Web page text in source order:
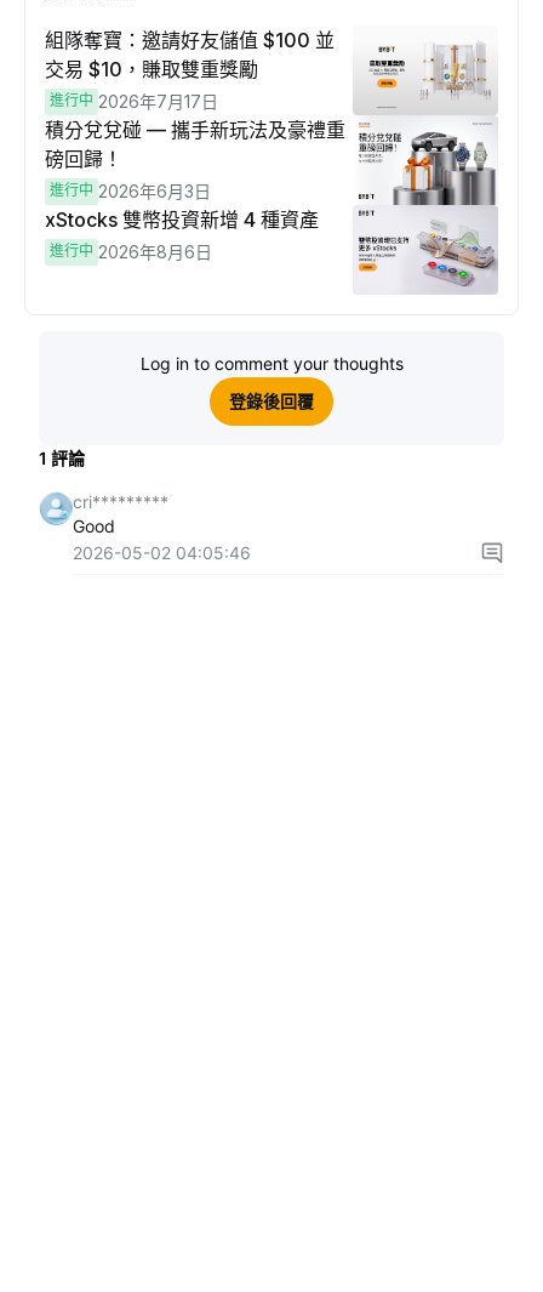
組隊奪寶：邀請好友儲值 $100 並
交易 $10，賺取雙重獎勵
進行中 2026年7月17日
積分兌兌碰 — 攜手新玩法及豪禮重
磅回歸！
進行中 2026年6月3日
xStocks 雙幣投資新增 4 種資產
進行中 2026年8月6日
Log in to comment your thoughts
登錄後回覆
1 評論
cri*********
Good
2026-05-02 04:05:46